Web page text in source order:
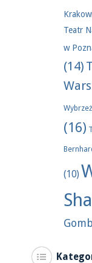
Teatr
w
(14)
(16)
(10)